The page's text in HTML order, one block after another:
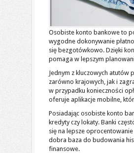
Osobiste konto bankowe to
wygodne dokonywanie
się bezgotówkowo. Dzięki
pomaga w lepszym
Jednym z kluczowych
zarówno krajowych, jak i
w przypadku konieczności
oferuje aplikacje mobilne,
Posiadając osobiste konto
kredyty czy lokaty. Banki
się na lepsze
dobra baza do budowania
finansowe.